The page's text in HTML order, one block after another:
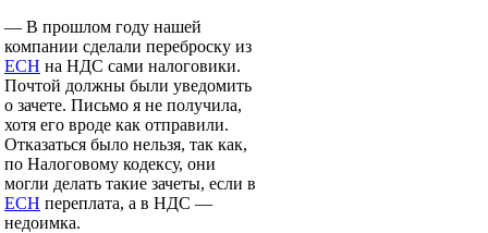
— В прошлом году нашей
компании сделали переброску из
ЕСН на НДС сами налоговики.
Почтой должны были уведомить
о зачете. Письмо я не получила,
хотя его вроде как отправили.
Отказаться было нельзя, так как,
по Налоговому кодексу, они
могли делать такие зачеты, если в
ЕСН переплата, а в НДС —
недоимка.